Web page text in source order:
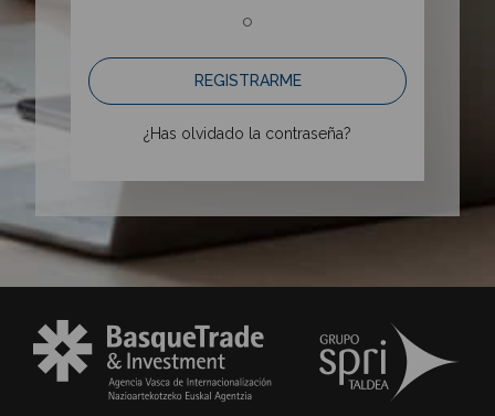
o
REGISTRARME
¿Has olvidado la contraseña?